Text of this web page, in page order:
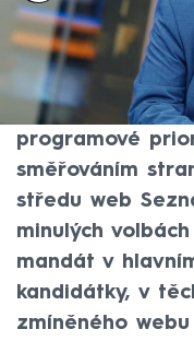
Poslanec Jiří
deseti letech
Odůvodnil to
programové
směřováním
středu web
minulých
mandát v
kandidátky, v
zmíněného